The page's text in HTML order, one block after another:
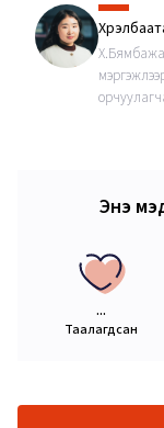
Энэ
...
Таалагдсан